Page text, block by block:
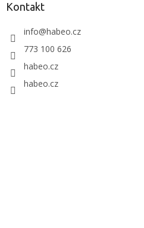
Kontakt
info@habeo.cz
773 100 626
habeo.cz
habeo.cz